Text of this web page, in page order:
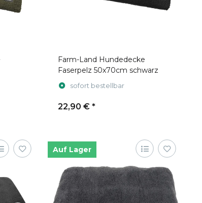
Farm-Land Hundedecke
Faserpelz 50x70cm schwarz
sofort bestellbar
22,90 € *
Auf Lager